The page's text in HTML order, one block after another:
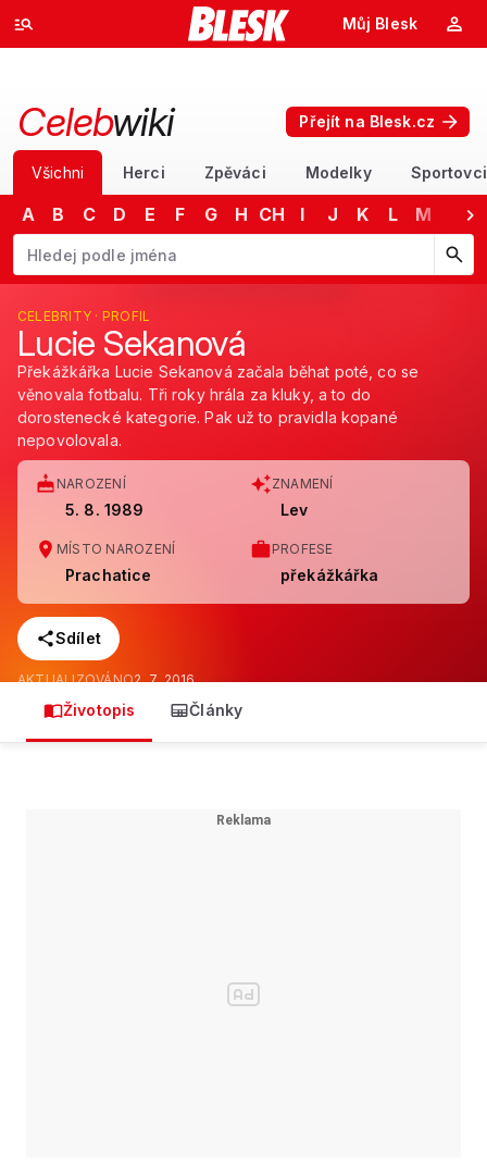
Můj Blesk
Celebwiki Přejít na Blesk.cz
Všichni Herci Zpěváci Modelky Sportovci
A B C D E F G H CH I J K L M
Začněte psát jméno. Šipkami dolů a nahoru procházejte návrhy,
CELEBRITY · PROFIL
Lucie Sekanová
Překážkářka Lucie Sekanová začala běhat poté, co se
věnovala fotbalu. Tři roky hrála za kluky, a to do
dorostenecké kategorie. Pak už to pravidla kopané
nepovolovala.
NAROZENÍ
5. 8. 1989
ZNAMENÍ
Lev
MÍSTO NAROZENÍ
Prachatice
PROFESE
překážkářka
Sdílet
AKTUALIZOVÁNO2. 7. 2016
Životopis Články